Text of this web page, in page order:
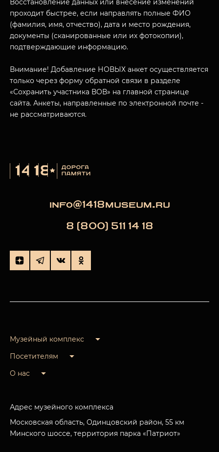
Восстановление данных или внесение изменений
проходит быстрее, если направлять полные ФИО
(фамилия, имя, отчество), дата и место рождения,
документы (сканированные или их фотокопии),
подтверждающие информацию.
Внимание! Добавление НОВЫХ анкет осуществляется
только через форму обратной связи в разделе
«Сохранить участника ВОВ» на главной странице
сайта. Анкеты, направленные по электронной почте -
не рассматриваются.
info@1418museum.ru
8 (800) 511 14 18
Музейный комплекс
Посетителям
О нас
Адрес музейного комплекса
Московская область, Одинцовский район, 55 км
Минского шоссе, территория парка «Патриот»